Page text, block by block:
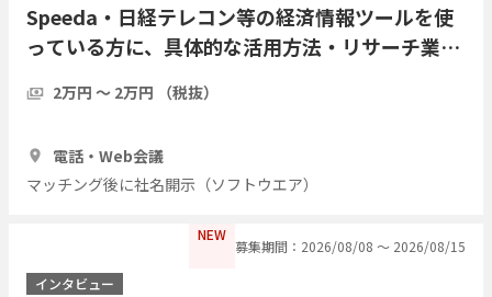
Speeda・日経テレコン等の経済情報ツールを使
っている方に、具体的な活用方法・リサーチ業務
2万円 〜 2万円 （税抜）
電話・Web会議
マッチング後に社名開示（ソフトウエア）
NEW
募集期間：2026/08/08 〜 2026/08/15
インタビュー